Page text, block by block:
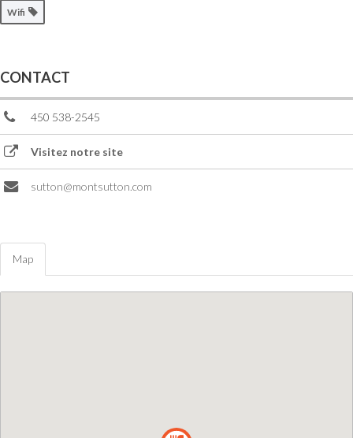
Wifi
CONTACT
450 538-2545
Visitez notre site
sutton@montsutton.com
Map